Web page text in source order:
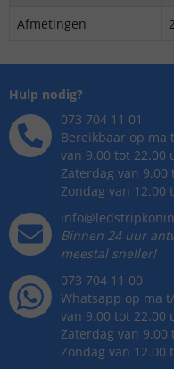
Afmetingen
Hulp nodig?
073 704 11 01
Bereikbaar op ma
van 9.00 tot 22.00
Zaterdag van 9.00
Zondag van 12.00
Binnen 24 uur
meestal sneller!
073 704 11 00
Whatsapp op ma
van 9.00 tot 22.00
Zaterdag van 9.00
Zondag van 12.00